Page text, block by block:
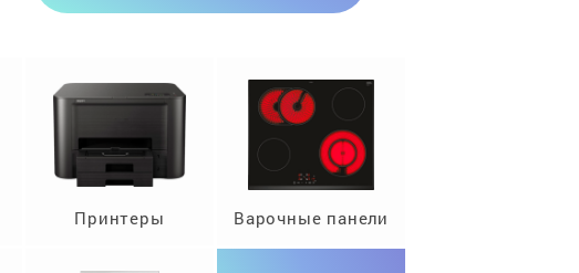
Принтеры Варочные панели